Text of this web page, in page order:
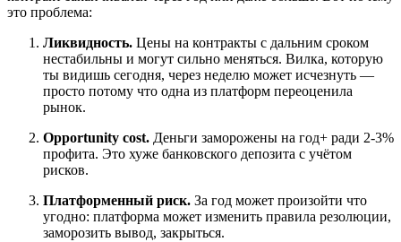
это проблема:
Ликвидность. Цены на контракты с дальним сроком
нестабильны и могут сильно меняться. Вилка, которую
ты видишь сегодня, через неделю может исчезнуть —
просто потому что одна из платформ переоценила
рынок.
Opportunity cost. Деньги заморожены на год+ ради 2-3%
профита. Это хуже банковского депозита с учётом
рисков.
Платформенный риск. За год может произойти что
угодно: платформа может изменить правила резолюции,
заморозить вывод, закрыться.